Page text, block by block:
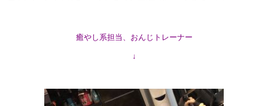
癒やし系担当、おんじトレーナー
↓